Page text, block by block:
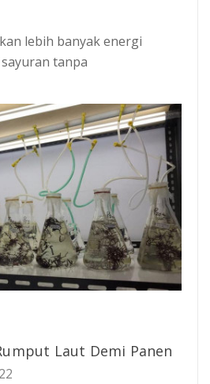
lebih banyak energi
tanpa
Laut Demi Panen